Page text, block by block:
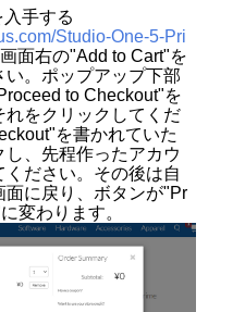
手する
Studio-One-5-Pri
面右の"Add to Cart"を
い。ポップアップ下部
to Checkout"を
をクリックしてくだ
を書かれていた
し、先程作ったアカウ
ください。その後は自
面に戻り、ボタンが"Pr
変わります。